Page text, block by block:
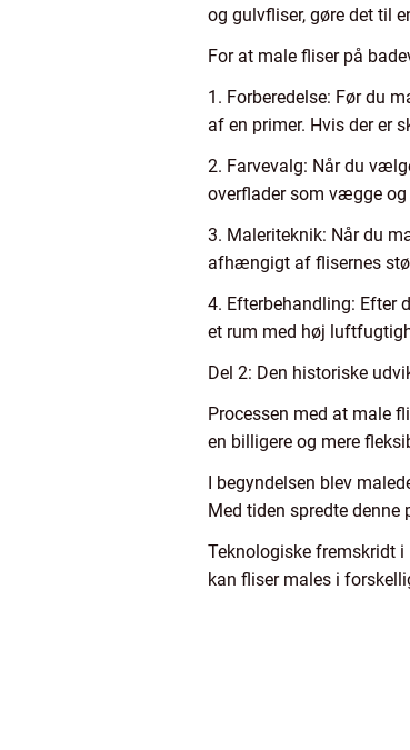
og gulvfliser, gøre det til
For at male fliser på
1. Forberedelse: Før du
af en primer. Hvis der er
2. Farvevalg: Når du
overflader som vægge og
3. Maleriteknik: Når du
afhængigt af flisernes
4. Efterbehandling: Efter
et rum med høj
Del 2: Den historiske
Processen med at male
en billigere og mere
I begyndelsen blev
Med tiden spredte
Teknologiske fremskridt
kan fliser males i